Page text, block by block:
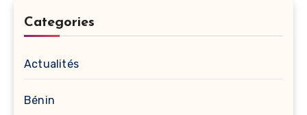
Categories
Actualités
Bénin